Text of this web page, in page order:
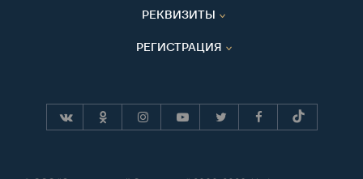
РЕКВИЗИТЫ
РЕГИСТРАЦИЯ